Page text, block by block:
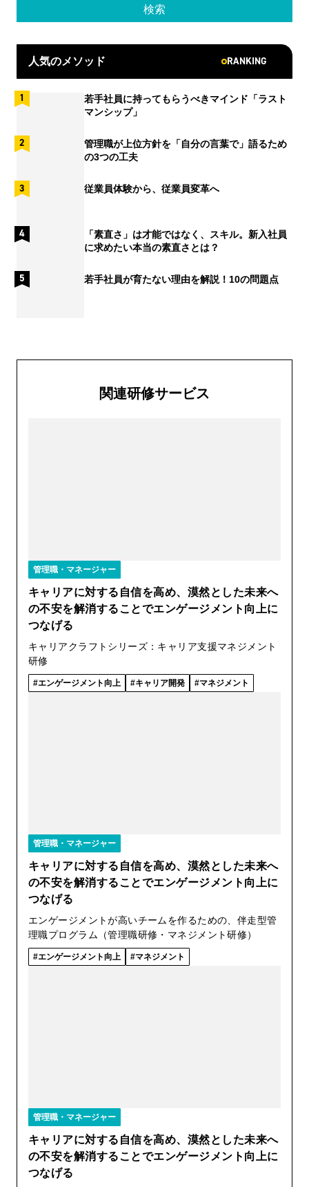
人気のメソッド RANKING
若手社員に持ってもらうべきマインド「ラスト
マンシップ」
管理職が上位方針を「自分の言葉で」語るため
の3つの工夫
従業員体験から、従業員変革へ
「素直さ」は才能ではなく、スキル。新入社員
に求めたい本当の素直さとは？
若手社員が育たない理由を解説！10の問題点
関連研修サービス
管理職・マネージャー
キャリアに対する自信を高め、漠然とした未来へ
の不安を解消することでエンゲージメント向上に
つなげる
キャリアクラフトシリーズ：キャリア支援マネジメント
研修
エンゲージメント向上 キャリア開発 マネジメント
管理職・マネージャー
キャリアに対する自信を高め、漠然とした未来へ
の不安を解消することでエンゲージメント向上に
つなげる
エンゲージメントが高いチームを作るための、伴走型管
理職プログラム（管理職研修・マネジメント研修）
エンゲージメント向上 マネジメント
管理職・マネージャー
キャリアに対する自信を高め、漠然とした未来へ
の不安を解消することでエンゲージメント向上に
つなげる